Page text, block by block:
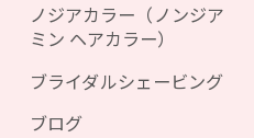
ノジアカラー（ノンジア
ミン ヘアカラー）
ブライダルシェービング
ブログ